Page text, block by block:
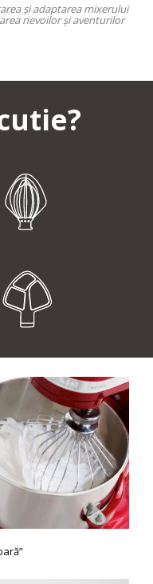
și adaptarea mixerului
nevoilor și aventurilor